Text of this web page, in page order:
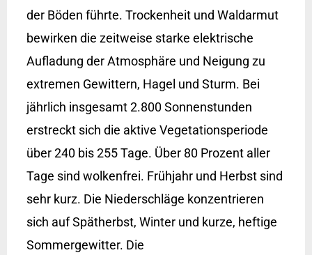
der Böden führte. Trockenheit und Waldarmut
bewirken die zeitweise starke elektrische
Aufladung der Atmosphäre und Neigung zu
extremen Gewittern, Hagel und Sturm. Bei
jährlich insgesamt 2.800 Sonnenstunden
erstreckt sich die aktive Vegetationsperiode
über 240 bis 255 Tage. Über 80 Prozent aller
Tage sind wolkenfrei. Frühjahr und Herbst sind
sehr kurz. Die Niederschläge konzentrieren
sich auf Spätherbst, Winter und kurze, heftige
Sommergewitter. Die